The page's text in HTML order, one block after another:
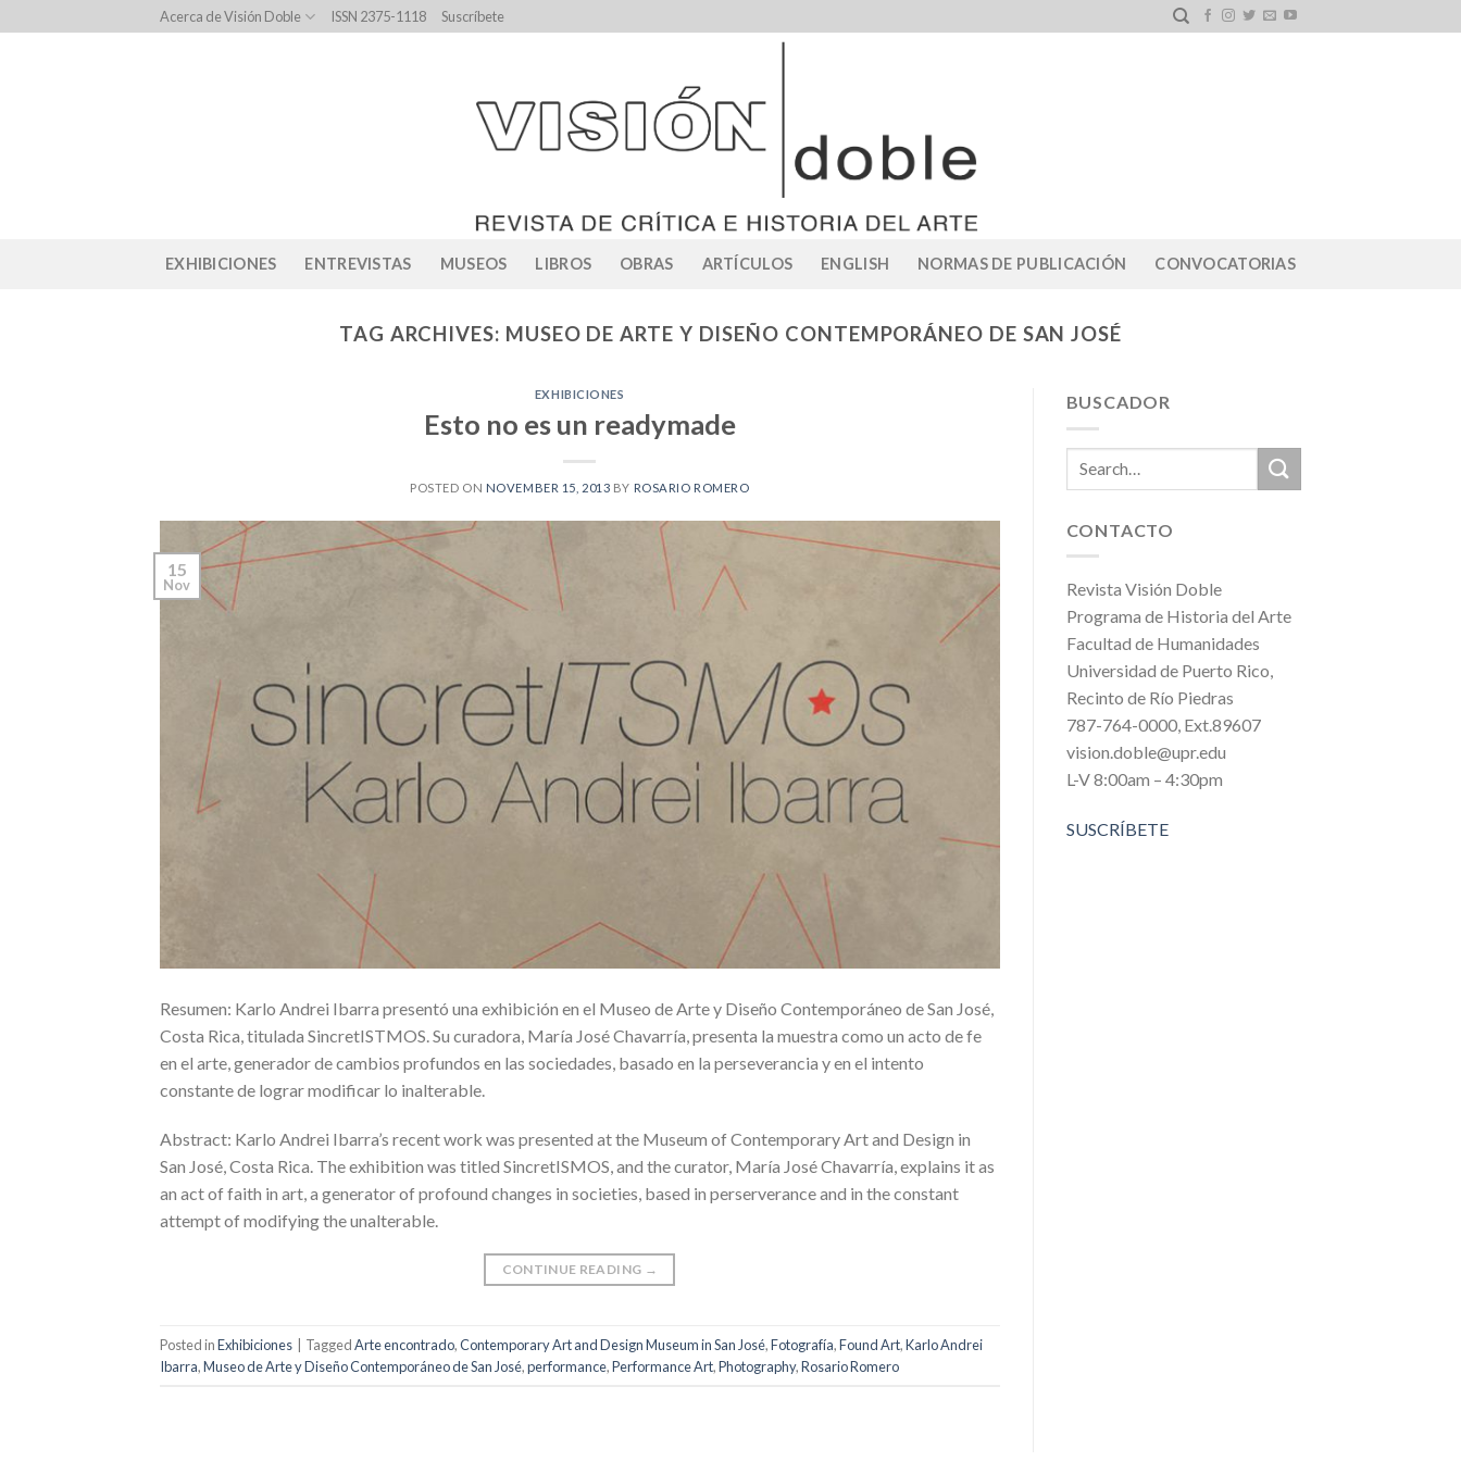
to
Acerca de Visión Doble ISSN 2375-1118 Suscríbete
EXHIBICIONES ENTREVISTAS MUSEOS LIBROS OBRAS ARTÍCULOS ENGLISH NORMAS DE PUBLICACIÓN CONVOCATORIAS
TAG ARCHIVES: MUSEO DE ARTE Y DISEÑO CONTEMPORÁNEO DE SAN JOSÉ
EXHIBICIONES
Esto no es un readymade
POSTED ON NOVEMBER 15, 2013 BY ROSARIO ROMERO
15
Nov
Resumen: Karlo Andrei Ibarra presentó una exhibición en el Museo de Arte y Diseño Contemporáneo de San José,
Costa Rica, titulada SincretISTMOS. Su curadora, María José Chavarría, presenta la muestra como un acto de fe
en el arte, generador de cambios profundos en las sociedades, basado en la perseverancia y en el intento
constante de lograr modificar lo inalterable.
Abstract: Karlo Andrei Ibarra’s recent work was presented at the Museum of Contemporary Art and Design in
San José, Costa Rica. The exhibition was titled SincretISMOS, and the curator, María José Chavarría, explains it as
an act of faith in art, a generator of profound changes in societies, based in perserverance and in the constant
attempt of modifying the unalterable.
CONTINUE READING →
Posted inExhibiciones TaggedArte encontrado,Contemporary Art and Design Museum in San José,Fotografía,Found Art,Karlo Andrei
Ibarra,Museo de Arte y Diseño Contemporáneo de San José,performance,Performance Art,Photography,Rosario Romero
BUSCADOR
CONTACTO
Revista Visión Doble
Programa de Historia del Arte
Facultad de Humanidades
Universidad de Puerto Rico,
Recinto de Río Piedras
787-764-0000, Ext.89607
vision.doble@upr.edu
L-V 8:00am – 4:30pm
SUSCRÍBETE